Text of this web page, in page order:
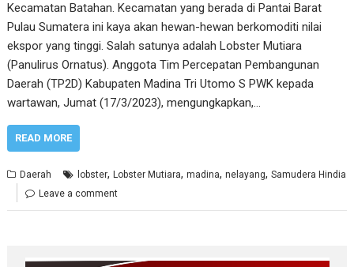
Kecamatan Batahan. Kecamatan yang berada di Pantai Barat
Pulau Sumatera ini kaya akan hewan-hewan berkomoditi nilai
ekspor yang tinggi. Salah satunya adalah Lobster Mutiara
(Panulirus Ornatus). Anggota Tim Percepatan Pembangunan
Daerah (TP2D) Kabupaten Madina Tri Utomo S PWK kepada
wartawan, Jumat (17/3/2023), mengungkapkan,…
READ MORE
Daerah lobster,Lobster Mutiara,madina,nelayang,Samudera Hindia
Leave a comment